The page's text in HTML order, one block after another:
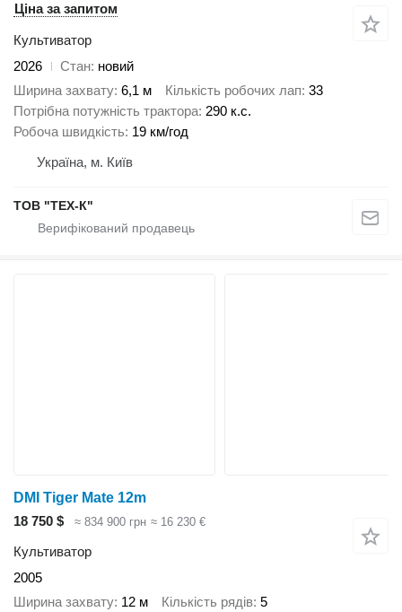
Ціна за запитом
Культиватор
2026
Стан новий
Ширина захвату 6,1 м Кількість робочих лап 33
Потрібна потужність трактора 290 к.с.
Робоча швидкість 19 км/год
Україна, м. Київ
ТОВ "ТЕХ-К"
DMI Tiger Mate 12m
18 750 $
≈ 834 900 грн ≈ 16 230 €
Культиватор
2005
Ширина захвату 12 м Кількість рядів 5